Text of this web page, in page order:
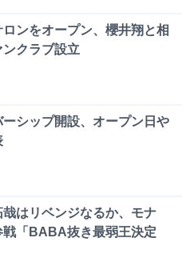
ンをオープン、櫻井翔と相
クラブ設立
シップ開設、オープン日や
哉はリベンジなるか、モナ
戦「BABA抜き最弱王決定